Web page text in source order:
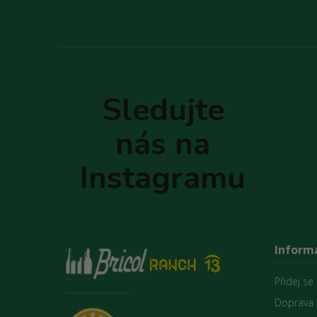
Sledujte
nás na
Instagramu
Přidej se
Doprava